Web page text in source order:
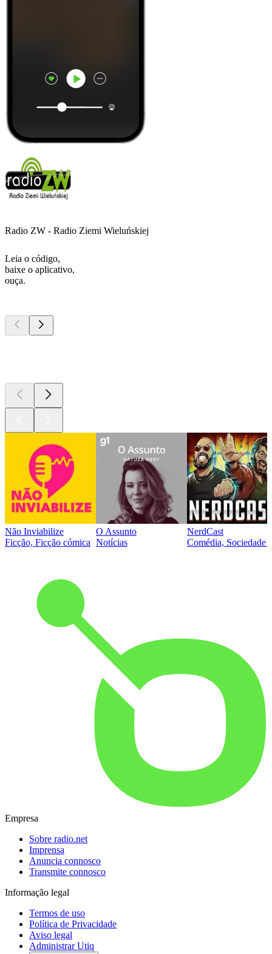
Radio ZW - Radio Ziemi Wieluńskiej
Leia o código,
baixe o aplicativo,
ouça.
Não Inviabilize
Ficção, Ficção cómica
O Assunto
Notícias
NerdCast
Comédia, Sociedade
Empresa
Sobre radio.net
Imprensa
Anuncia connosco
Transmite connosco
Informação legal
Termos de uso
Política de Privacidade
Aviso legal
Administrar Utiq